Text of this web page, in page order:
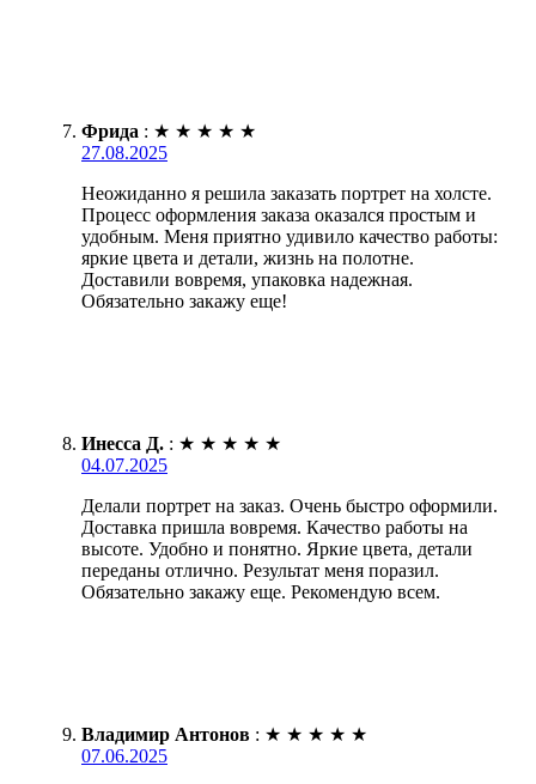
Фрида : ★ ★ ★ ★ ★
27.08.2025
Неожиданно я решила заказать портрет на холсте.
Процесс оформления заказа оказался простым и
удобным. Меня приятно удивило качество работы:
яркие цвета и детали, жизнь на полотне.
Доставили вовремя, упаковка надежная.
Обязательно закажу еще!
Инесса Д. : ★ ★ ★ ★ ★
04.07.2025
Делали портрет на заказ. Очень быстро оформили.
Доставка пришла вовремя. Качество работы на
высоте. Удобно и понятно. Яркие цвета, детали
переданы отлично. Результат меня поразил.
Обязательно закажу еще. Рекомендую всем.
Владимир Антонов : ★ ★ ★ ★ ★
07.06.2025